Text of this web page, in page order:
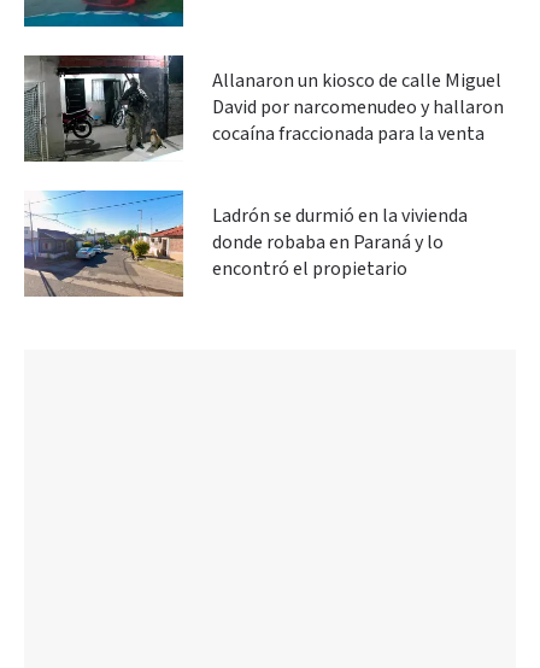
Allanaron un kiosco de calle Miguel
David por narcomenudeo y hallaron
cocaína fraccionada para la venta
Ladrón se durmió en la vivienda
donde robaba en Paraná y lo
encontró el propietario